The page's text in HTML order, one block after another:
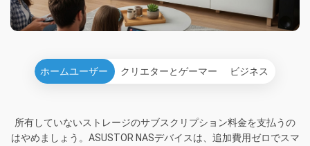
ホームユーザー クリエターとゲーマー ビジネス
所有していないストレージのサブスクリプション料金を支払うの
はやめましょう。ASUSTOR NASデバイスは、追加費用ゼロでスマ